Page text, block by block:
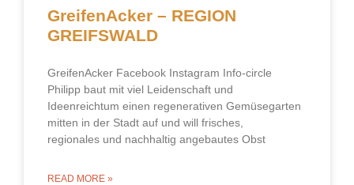
GreifenAcker – REGION
GREIFSWALD
GreifenAcker Facebook Instagram Info-circle
Philipp baut mit viel Leidenschaft und
Ideenreichtum einen regenerativen Gemüsegarten
mitten in der Stadt auf und will frisches,
regionales und nachhaltig angebautes Obst
READ MORE »